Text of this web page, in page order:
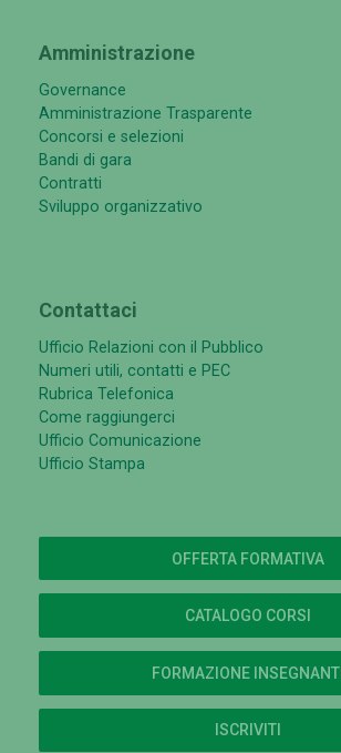
Amministrazione
Governance
Amministrazione Trasparente
Concorsi e selezioni
Bandi di gara
Contratti
Sviluppo organizzativo
Contattaci
Ufficio Relazioni con il Pubblico
Numeri utili, contatti e PEC
Rubrica Telefonica
Come raggiungerci
Ufficio Comunicazione
Ufficio Stampa
OFFERTA FORMATIVA
CATALOGO CORSI
FORMAZIONE INSEGNANTI
ISCRIVITI